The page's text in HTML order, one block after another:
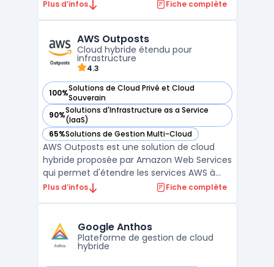
cloud automatique pour les infrastructures
Clever Cloud, les développeurs peuvent
facilement déployer leurs ap ...
Plus d’infos Fiche complète
AWS Outposts
Cloud hybride étendu pour
infrastructure
4.3
100%Solutions de Cloud Privé et Cloud
Souverain
— voir AWS Outposts dans cette catégorie
90%Solutions d'Infrastructure as a Service
(IaaS)
— voir AWS Outposts dans cette catégorie
65%Solutions de Gestion Multi-Cloud
— voir AWS Outposts dans cette catégorie
AWS Outposts est une solution de cloud
hybride proposée par Amazon Web Services
qui permet d'étendre les services AWS à
une infrastructure sur site. Cette
flexibilité du cloud hybride avec le contrôle
et la sécurité des sol ...
Plus d’infos Fiche complète
Google Anthos
Plateforme de gestion de cloud
hybride